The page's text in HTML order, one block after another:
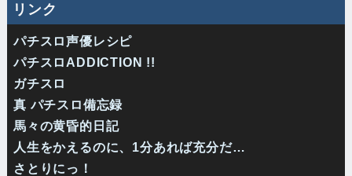
リンク
パチスロ声優レシピ
パチスロADDICTION !!
ガチスロ
真 パチスロ備忘録
馬々の黄昏的日記
人生をかえるのに、1分あれば充分だ…
さとりにっ！